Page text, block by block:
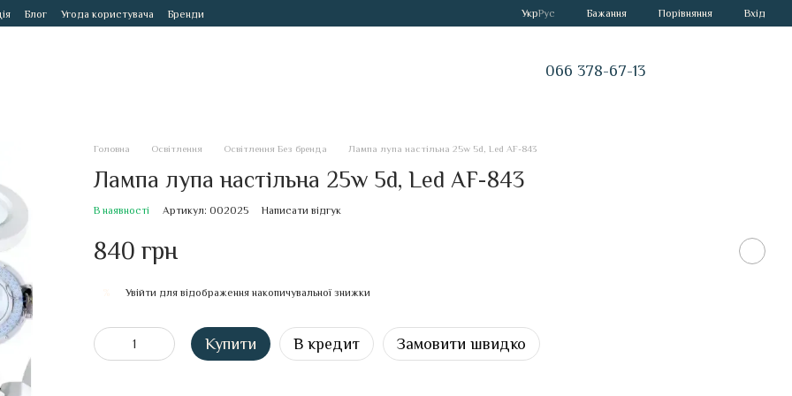
Блог Угода користувача Бренди УкрРус Бажання Порівняння Вхід
066 378-67-13
Головна Освітлення Освітлення Без бренда Лампа лупа настільна 25w 5d, Led AF-843
Лампа лупа настільна 25w 5d, Led AF-843
В наявності Артикул: 002025 Написати відгук
840 грн
Увійти для відображення накопичувальної знижки
Купити В кредит Замовити швидко